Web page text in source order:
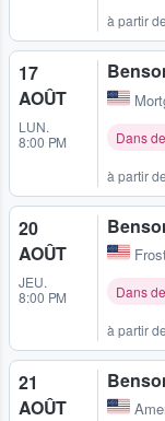
à partir de
17
AOÛT
LUN.
8:00 PM
Dans
à partir de
20
AOÛT
JEU.
8:00 PM
Dans
à partir de
21
AOÛT